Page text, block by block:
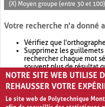
(X) Moyen groupe (entre 30 et 100)
Votre recherche n'a donné
Vérifiez que
Supprimez les
rechercher chaque mot
souvent plus de résultat
Envisagez d'élargir votre
retournera souvent plus
NOTRE SITE WEB UTILISE
REHAUSSER VOTRE
Le site web de Polytechnique